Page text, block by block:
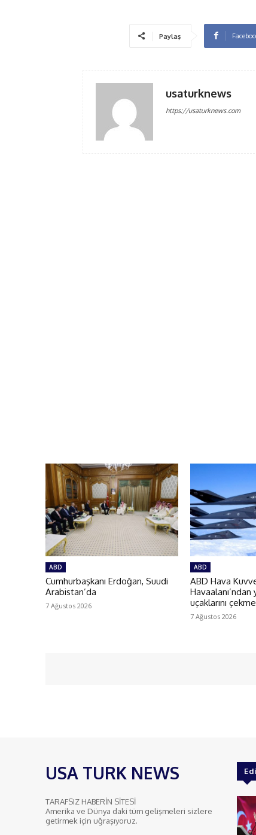
Paylaş
usaturknews
https://usaturknews.com
ABD
Cumhurbaşkanı Erdoğan, Suudi
Arabistan’da
7 Ağustos 2026
ABD
ABD Hava
Havaalanı’ndan
uçaklarını
7 Ağustos 2026
USA TURK NEWS
TARAFSIZ HABERİN SİTESİ
Amerika ve Dünya daki tüm gelişmeleri sizlere
getirmek için uğraşıyoruz.